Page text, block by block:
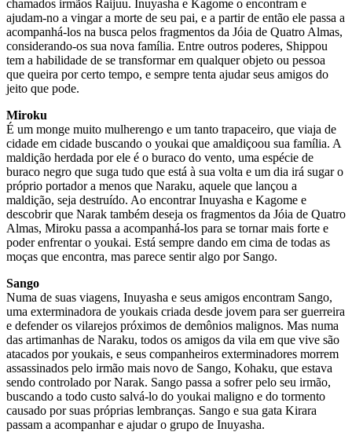
chamados irmãos Raijuu. Inuyasha e Kagome o encontram e
ajudam-no a vingar a morte de seu pai, e a partir de então ele passa a
acompanhá-los na busca pelos fragmentos da Jóia de Quatro Almas,
considerando-os sua nova família. Entre outros poderes, Shippou
tem a habilidade de se transformar em qualquer objeto ou pessoa
que queira por certo tempo, e sempre tenta ajudar seus amigos do
jeito que pode.
Miroku
É um monge muito mulherengo e um tanto trapaceiro, que viaja de
cidade em cidade buscando o youkai que amaldiçoou sua família. A
maldição herdada por ele é o buraco do vento, uma espécie de
buraco negro que suga tudo que está à sua volta e um dia irá sugar o
próprio portador a menos que Naraku, aquele que lançou a
maldição, seja destruído. Ao encontrar Inuyasha e Kagome e
descobrir que Narak também deseja os fragmentos da Jóia de Quatro
Almas, Miroku passa a acompanhá-los para se tornar mais forte e
poder enfrentar o youkai. Está sempre dando em cima de todas as
moças que encontra, mas parece sentir algo por Sango.
Sango
Numa de suas viagens, Inuyasha e seus amigos encontram Sango,
uma exterminadora de youkais criada desde jovem para ser guerreira
e defender os vilarejos próximos de demônios malignos. Mas numa
das artimanhas de Naraku, todos os amigos da vila em que vive são
atacados por youkais, e seus companheiros exterminadores morrem
assassinados pelo irmão mais novo de Sango, Kohaku, que estava
sendo controlado por Narak. Sango passa a sofrer pelo seu irmão,
buscando a todo custo salvá-lo do youkai maligno e do tormento
causado por suas próprias lembranças. Sango e sua gata Kirara
passam a acompanhar e ajudar o grupo de Inuyasha.